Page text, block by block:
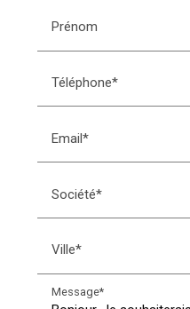
Prénom
Téléphone*
Email*
Société*
Ville*
Message*